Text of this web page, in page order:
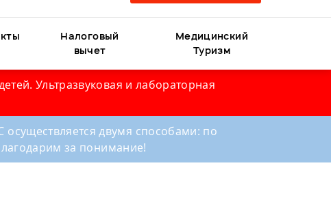
Налоговый
вычет
Медицинский
Туризм
Ультразвуковая и лабораторная
двумя способами: по
за понимание!